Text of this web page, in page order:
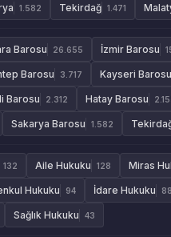
1.582 Tekirdağ 1.471
Barosu 26.655 İzmir Barosu
Barosu 3.717 Kayseri Barosu
Barosu 2.312 Hatay Barosu
Sakarya Barosu 1.582
132 Aile Hukuku 128 Miras
Hukuku 94 İdare Hukuku 88
Sağlık Hukuku 43